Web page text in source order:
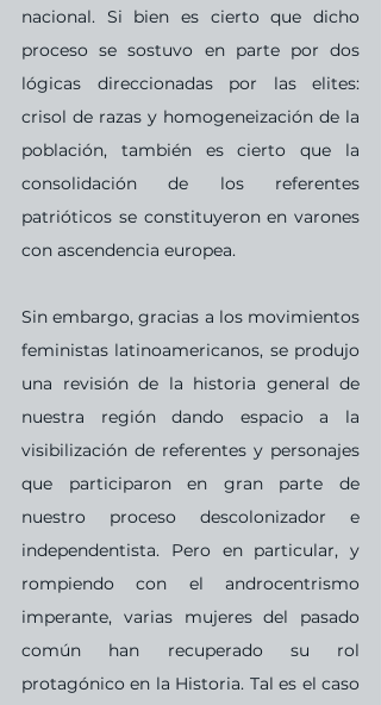
nacional. Si bien es cierto que dicho
proceso se sostuvo en parte por dos
lógicas direccionadas por las elites:
crisol de razas y homogeneización de la
población, también es cierto que la
consolidación de los referentes
patrióticos se constituyeron en varones
con ascendencia europea.
Sin embargo, gracias a los movimientos
feministas latinoamericanos, se produjo
una revisión de la historia general de
nuestra región dando espacio a la
visibilización de referentes y personajes
que participaron en gran parte de
nuestro proceso descolonizador e
independentista. Pero en particular, y
rompiendo con el androcentrismo
imperante, varias mujeres del pasado
común han recuperado su rol
protagónico en la Historia. Tal es el caso